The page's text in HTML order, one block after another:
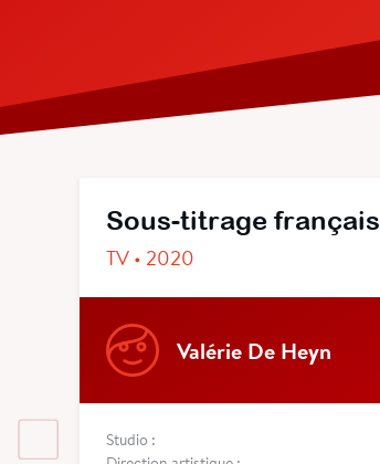
Sous-titrage français
TV • 2020
Valérie De Heyn
Studio :